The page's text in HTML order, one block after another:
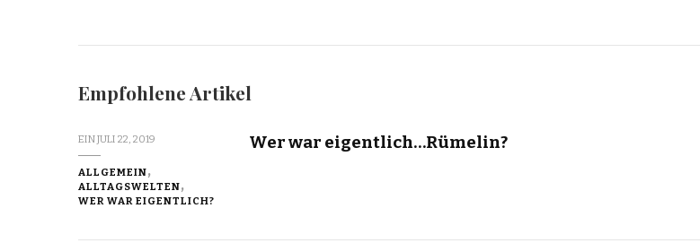
Empfohlene Artikel
EINJULI 22, 2019
ALLGEMEIN
ALLTAGSWELTEN
WER WAR EIGENTLICH?
Wer war eigentlich…Rümelin?